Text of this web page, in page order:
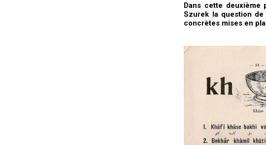
Dans cette deuxième
Szurek la question
concrètes mises en